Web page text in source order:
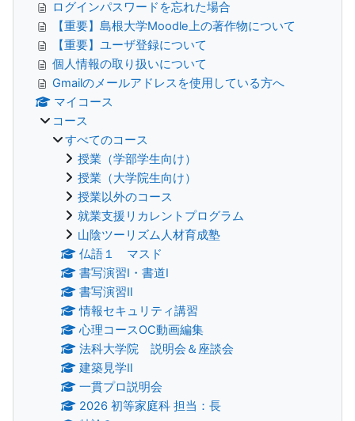
ログインパスワードを忘れた場合
【重要】島根大学Moodle上の著作物について
【重要】ユーザ登録について
個人情報の取り扱いについて
Gmailのメールアドレスを使用している方へ
マイコース
コース
すべてのコース
授業（学部学生向け）
授業（大学院生向け）
授業以外のコース
就業支援リカレントプログラム
山陰ツーリズム人材育成塾
仏語１ マスド
書写演習Ⅰ・書道Ⅰ
書写演習Ⅱ
情報セキュリティ講習
心理コースOC動画編集
法科大学院 説明会＆座談会
建築見学Ⅱ
一貫プロ説明会
2026 初等家庭科 担当：長